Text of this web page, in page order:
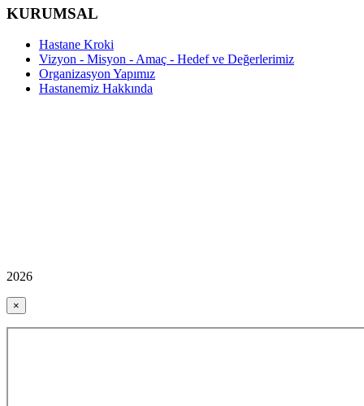
KURUMSAL
Hastane Kroki
Vizyon - Misyon - Amaç - Hedef ve Değerlerimiz
Organizasyon Yapımız
Hastanemiz Hakkında
2026
×